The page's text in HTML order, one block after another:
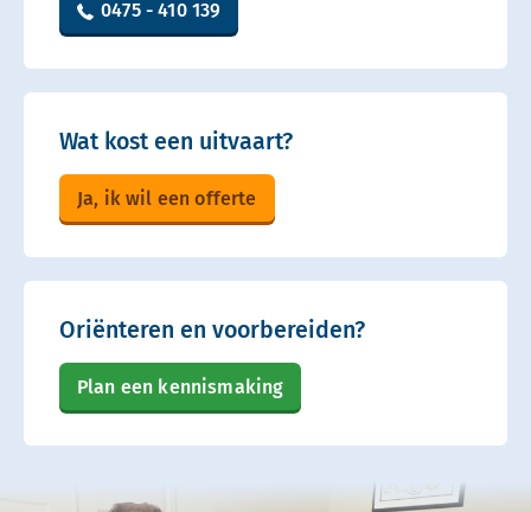
0475 - 410 139
Wat kost een uitvaart?
Ja, ik wil een offerte
Oriënteren en voorbereiden?
Plan een kennismaking